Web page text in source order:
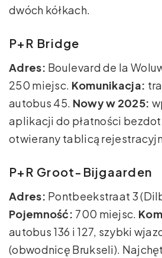
dwóch kółkach.
P+R Bridge
Adres: Boulevard de la
250 miejsc. Komunikacja:
autobus 45. Nowy w 2025:
aplikacji do płatności
otwierany tablicą
P+R Groot-Bijgaarden
Adres: Pontbeekstraat 3
Pojemność: 700 miejsc.
autobus 136 i 127, szybki
(obwodnicę Brukseli).